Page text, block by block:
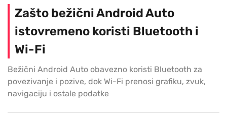
Zašto bežični Android Auto
istovremeno koristi Bluetooth i
Wi-Fi
Bežični Android Auto obavezno koristi Bluetooth za
povezivanje i pozive, dok Wi-Fi prenosi grafiku, zvuk,
navigaciju i ostale podatke